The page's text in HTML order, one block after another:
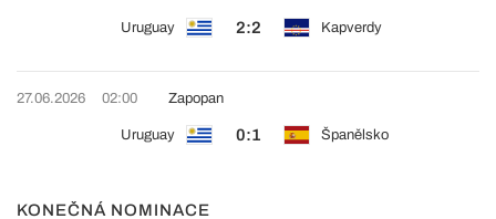
Uruguay 2:2 Kapverdy
27.06.2026 02:00
Uruguay 0:1 Španělsko
Zapopan
KONEČNÁ NOMINACE